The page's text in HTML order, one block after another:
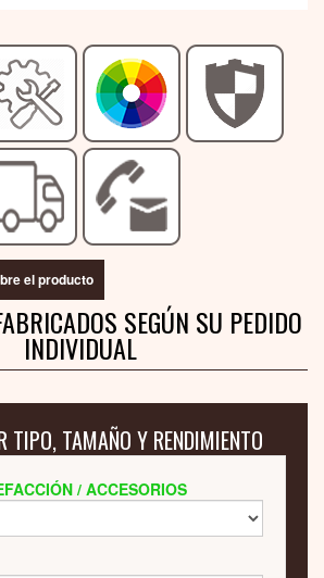
el producto
SEGÚN SU PEDIDO
INDIVIDUAL
TIPO, TAMAÑO Y RENDIMIENTO
/ ACCESORIOS